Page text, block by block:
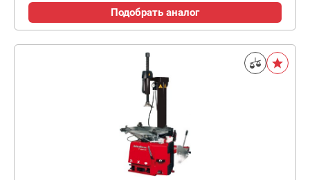
Подобрать аналог